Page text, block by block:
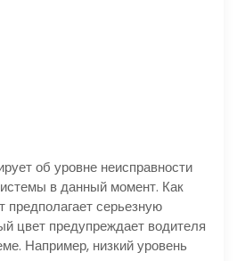
об уровне неисправности
в данный момент. Как
предполагает серьезную
цвет предупреждает водителя
Например, низкий уровень